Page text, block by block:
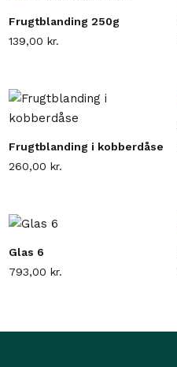
Frugtblanding 250g
139,00kr.
Frugtblanding i kobberdåse
260,00kr.
Glas 6
793,00kr.